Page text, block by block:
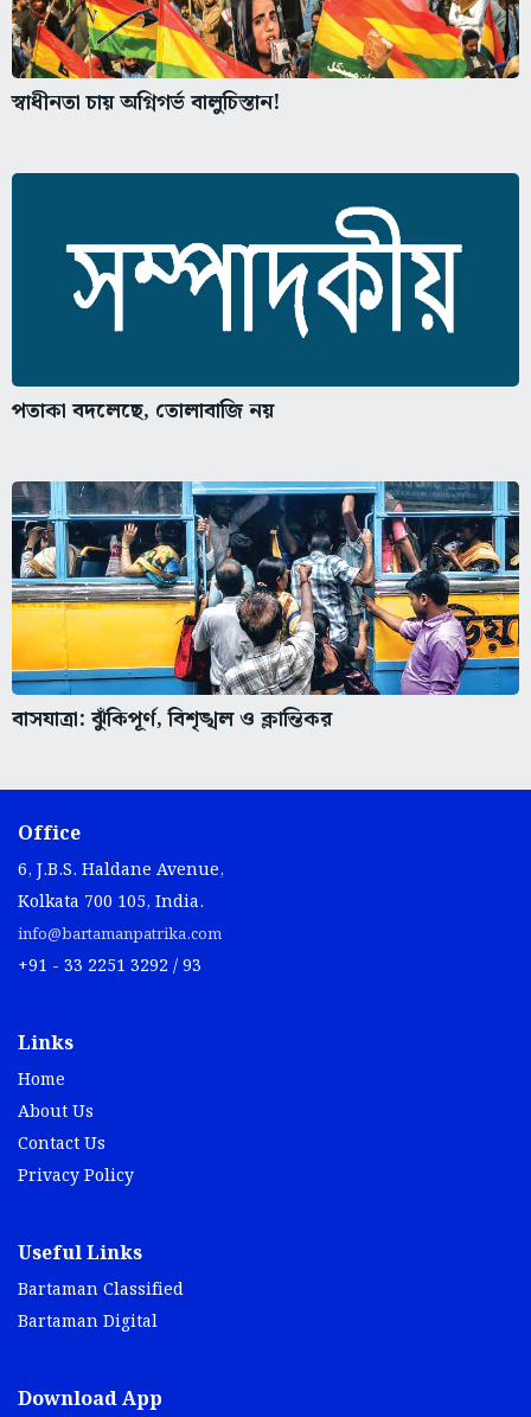
স্বাধীনতা চায় অগ্নিগর্ভ বালুচিস্তান!
পতাকা বদলেছে, তোলাবাজি নয়
বাসযাত্রা: ঝুঁকিপূর্ণ, বিশৃঙ্খল ও ক্লান্তিকর
Office
6, J.B.S. Haldane Avenue,
Kolkata 700 105, India.
info@bartamanpatrika.com
+91 - 33 2251 3292 / 93
Links
Home
About Us
Contact Us
Privacy Policy
Useful Links
Bartaman Classified
Bartaman Digital
Download App